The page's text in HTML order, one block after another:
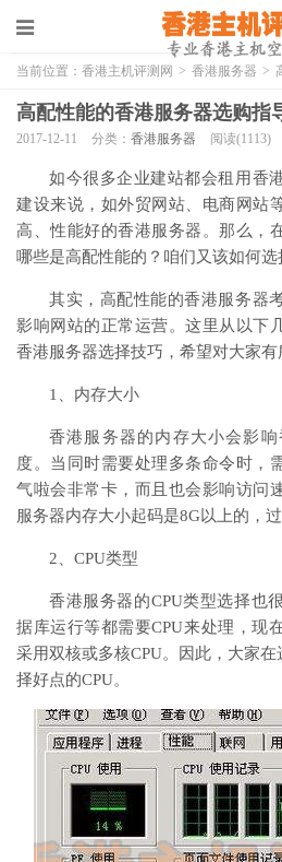
当前位置： 香港主机评测网 > 香港服务器 >
高配性能的香港服务器选购指
2017-12-11 分类： 香港服务器 阅读(1113)
如今很多企业建站都会租用香
建设来说，如外贸网站、电商网站
高、性能好的香港服务器。那么，
哪些是高配性能的？咱们又该如何选
其实，高配性能的香港服务器
影响网站的正常运营。这里从以下
香港服务器选择技巧，希望对大家有
1、内存大小
香港服务器的内存大小会影
度。当同时需要处理多条命令时，
气啦会非常卡，而且也会影响访问
服务器内存大小起码是8G以上的，
2、CPU类型
香港服务器的CPU类型选择也
据库运行等都需要CPU来处理，现
采用双核或多核CPU。因此，大家
择好点的CPU。